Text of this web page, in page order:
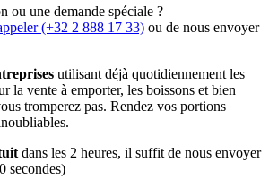
une boulangerie ou une entreprise de
vont bien au-delà de leur
rendent votre marque inoubliable. Avec une
et de couleurs, ces serviettes sont
à vos besoins uniques et faire briller votre
– Rejoignez-les dès
ou une demande spéciale ?
(+32 2 888 17 33) ou de nous envoyer
utilisant déjà quotidiennement les
la vente à emporter, les boissons et bien
tromperez pas. Rendez vos portions
dans les 2 heures, il suffit de nous envoyer
secondes)